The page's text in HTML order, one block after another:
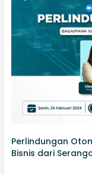
Perlindungan
Bisnis dari